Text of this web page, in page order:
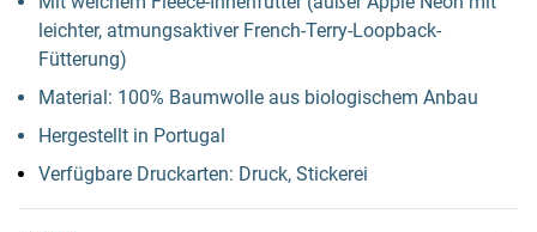
leichter, atmungsaktiver French-Terry-Loopback-
Fütterung)
Material: 100% Baumwolle aus biologischem Anbau
Hergestellt in Portugal
Verfügbare Druckarten: Druck, Stickerei